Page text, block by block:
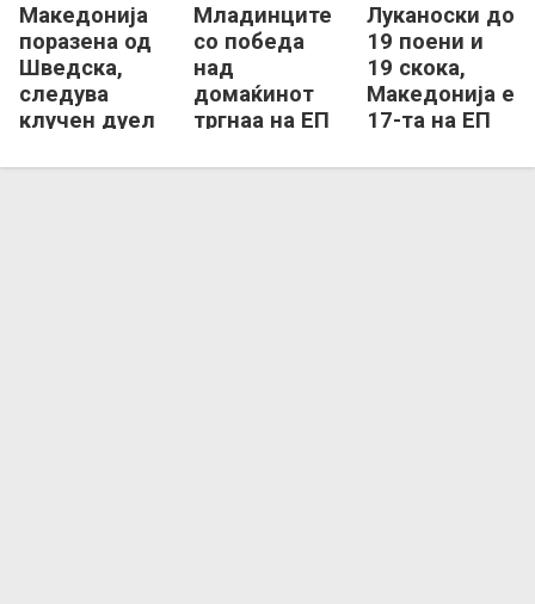
Македонија
поразена од
Шведска,
следува
клучен дуел
Азербејџан
Младинците
со победа
над
домаќинот
тргнаа на ЕП
Луканоски до
19 поени и
19 скока,
Македонија е
17-та на ЕП